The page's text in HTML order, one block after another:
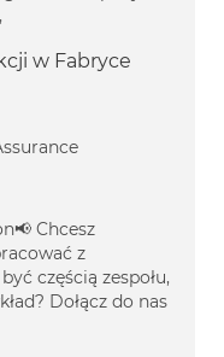
w Fabryce
Chcesz
z
częścią zespołu,
Dołącz do nas